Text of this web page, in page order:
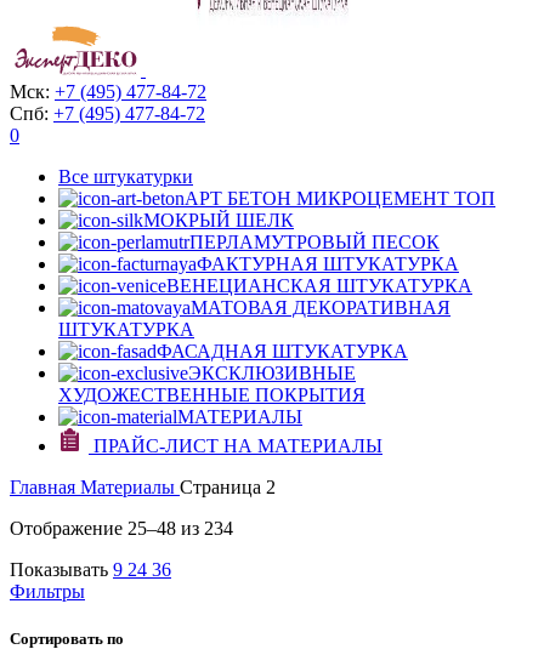
Мск: +7 (495) 477-84-72
Спб: +7 (495) 477-84-72
0
Все штукатурки
АРТ БЕТОН МИКРОЦЕМЕНТ ТОП
МОКРЫЙ ШЕЛК
ПЕРЛАМУТРОВЫЙ ПЕСОК
ФАКТУРНАЯ ШТУКАТУРКА
ВЕНЕЦИАНСКАЯ ШТУКАТУРКА
МАТОВАЯ ДЕКОРАТИВНАЯ
ШТУКАТУРКА
ФАСАДНАЯ ШТУКАТУРКА
ЭКСКЛЮЗИВНЫЕ
ХУДОЖЕСТВЕННЫЕ ПОКРЫТИЯ
МАТЕРИАЛЫ
ПРАЙС-ЛИСТ НА МАТЕРИАЛЫ
Главная Материалы Страница 2
Отображение 25–48 из 234
Показывать 9 24 36
Фильтры
Сортировать по